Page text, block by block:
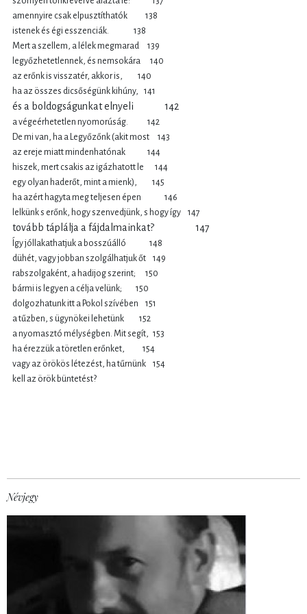
amennyire csak elpusztíthatók 138
istenek és égi esszenciák. 138
Mert a szellem, a lélek megmarad 139
legyőzhetetlennek, és nemsokára 140
az erőnk is visszatér, akkor is, 140
ha az összes dicsőségünk kihúny, 141
és a boldogságunkat elnyeli 142
a végeérhetetlen nyomorúság. 142
De mi van, ha a Legyőzőnk (akit most 143
az ereje miatt mindenhatónak 144
hiszek, mert csakis az igázhatott le 144
egy olyan haderőt, mint a mienk), 145
ha azért hagyta meg teljesen épen 146
lelkünk s erőnk, hogy szenvedjünk, s hogy így 147
tovább táplálja a fájdalmainkat? 147
Így jóllakathatjuk a bosszúálló 148
dühét, vagy jobban szolgálhatjuk őt 149
rabszolgaként, a hadijog szerint; 150
bármi is legyen a célja velünk; 150
dolgozhatunk itt a Pokol szívében 151
a tűzben, s ügynökei lehetünk 152
a nyomasztó mélységben. Mit segít, 153
ha érezzük a töretlen erőnket, 154
vagy az örökös létezést, ha tűrnünk 154
kell az örök büntetést?
Névjegy